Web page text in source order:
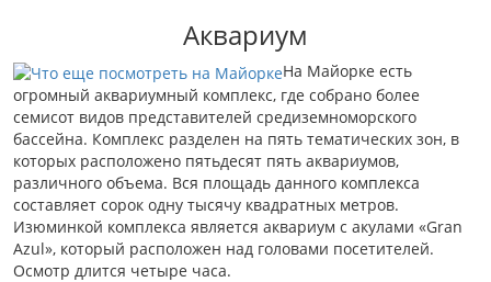
Аквариум
На Майорке есть
огромный аквариумный комплекс, где собрано более
семисот видов представителей средиземноморского
бассейна. Комплекс разделен на пять тематических зон, в
которых расположено пятьдесят пять аквариумов,
различного объема. Вся площадь данного комплекса
составляет сорок одну тысячу квадратных метров.
Изюминкой комплекса является аквариум с акулами «Gran
Azul», который расположен над головами посетителей.
Осмотр длится четыре часа.